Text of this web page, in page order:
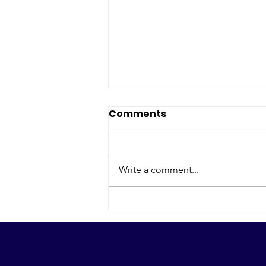
Gastspiel Ottawa
Comments
Write a comment...